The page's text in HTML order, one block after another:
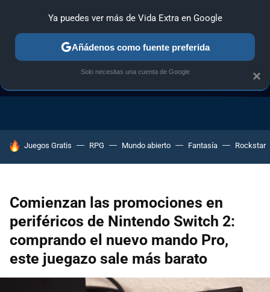
OFERTAS
HOY SE HABLA DE
Juegos Gratis RPG Mundo abierto Fantasía Rockstar
Comienzan las promociones en
periféricos de Nintendo Switch 2:
comprando el nuevo mando Pro,
este juegazo sale más barato
×
Ya puedes ver más de Vida Extra en Google
Añádenos como fuente preferida
Solo necesitas una cuenta de Google